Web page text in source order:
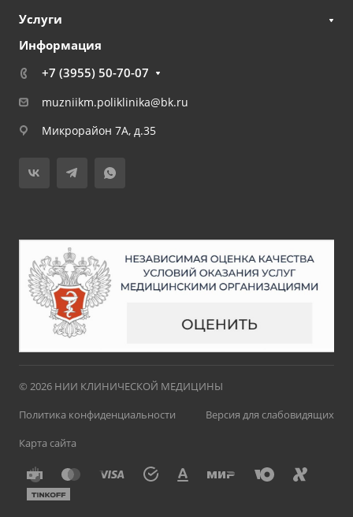
Услуги
Информация
+7 (3955) 50-70-07
muzniikm.poliklinika@bk.ru
Микрорайон 7А, д.35
© 2026 НИИ КЛИНИЧЕСКОЙ МЕДИЦИНЫ
Политика конфиденциальности
Версия для слабовидящих
Карта сайта